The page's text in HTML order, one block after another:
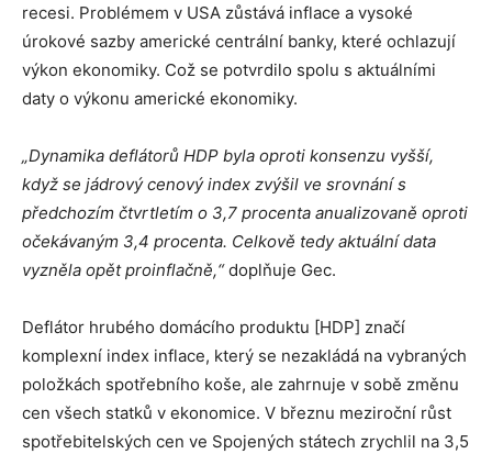
recesi. Problémem v USA zůstává inflace a vysoké
úrokové sazby americké centrální banky, které ochlazují
výkon ekonomiky. Což se potvrdilo spolu s aktuálními
daty o výkonu americké ekonomiky.
„Dynamika deflátorů HDP byla oproti konsenzu vyšší,
když se jádrový cenový index zvýšil ve srovnání s
předchozím čtvrtletím o 3,7 procenta anualizovaně oproti
očekávaným 3,4 procenta. Celkově tedy aktuální data
vyzněla opět proinflačně,“doplňuje Gec.
Deflátor hrubého domácího produktu [HDP] značí
komplexní index inflace, který se nezakládá na vybraných
položkách spotřebního koše, ale zahrnuje v sobě změnu
cen všech statků v ekonomice. V březnu meziroční růst
spotřebitelských cen ve Spojených státech zrychlil na 3,5